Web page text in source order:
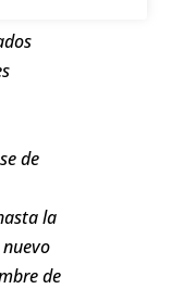
de
la
de